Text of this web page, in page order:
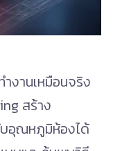
งานเหมือนจริง
สร้าง
อุณหภูมิห้องได้